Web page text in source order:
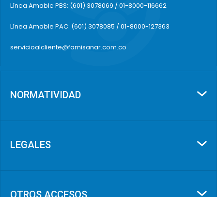
Línea Amable PBS: (601) 3078069 / 01-8000-116662
Línea Amable PAC: (601) 3078085 / 01-8000-127363
servicioalcliente@famisanar.com.co
NORMATIVIDAD
LEGALES
OTROS ACCESOS